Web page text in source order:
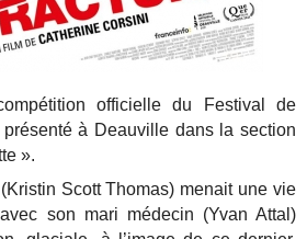
officielle du Festival de
à Deauville dans la section
».
Scott Thomas) menait une vie
son mari médecin (Yvan Attal)